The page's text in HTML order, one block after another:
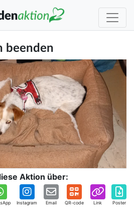
beenden
Aktion über:
Instagram Email QR-code Link Poster